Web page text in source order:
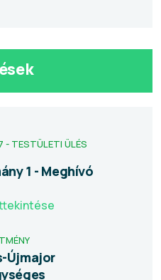
TESTÜLETI ÜLÉS
1 - Meghívó
Újmajor